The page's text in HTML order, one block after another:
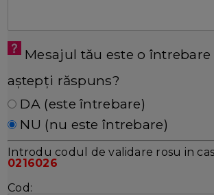
Mesajul tău este o întrebare
aștepți răspuns?
DA (este întrebare)
NU (nu este întrebare)
Introdu codul de validare rosu in
0216026
Cod: